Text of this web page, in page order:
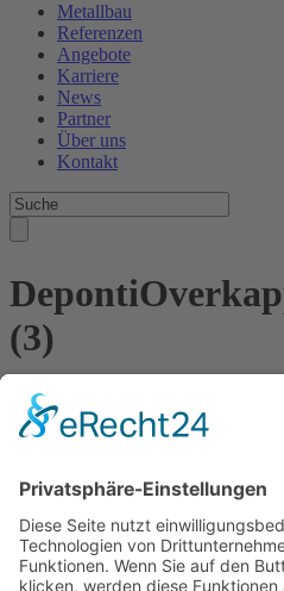
Metallbau
Referenzen
Angebote
Karriere
News
Partner
Über uns
Kontakt
(3)
Kontakt
Meisterbetrieb Metallbau Manuel
86668 Karlshuld
Telefon: +49 (0)176 58699916